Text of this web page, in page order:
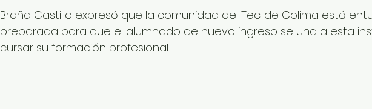
Braña Castillo expresó que la comunidad del Tec. de Colima está
preparada para que el alumnado de nuevo ingreso se una a esta
cursar su formación profesional.